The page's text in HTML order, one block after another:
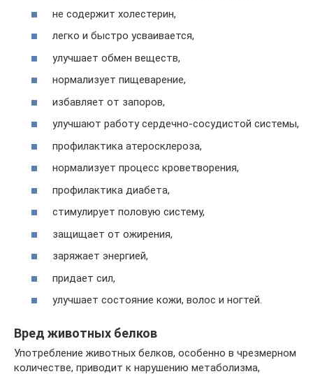
не содержит холестерин,
легко и быстро усваивается,
улучшает обмен веществ,
нормализует пищеварение,
избавляет от запоров,
улучшают работу сердечно-сосудистой системы,
профилактика атеросклероза,
нормализует процесс кроветворения,
профилактика диабета,
стимулирует половую систему,
защищает от ожирения,
заряжает энергией,
придает сил,
улучшает состояние кожи, волос и ногтей.
Вред животных белков
Употребление животных белков, особенно в чрезмерном
количестве, приводит к нарушению метаболизма,